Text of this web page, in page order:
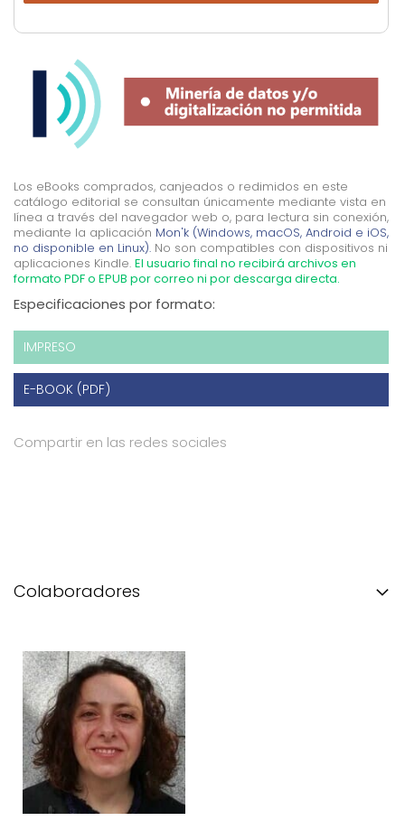
Los eBooks comprados, canjeados o redimidos en este
catálogo editorial se consultan únicamente mediante vista en
línea a través del navegador web o, para lectura sin conexión,
mediante la aplicación Mon'k (Windows, macOS, Android e iOS,
no disponible en Linux). No son compatibles con dispositivos ni
aplicaciones Kindle. El usuario final no recibirá archivos en
formato PDF o EPUB por correo ni por descarga directa.
Especificaciones por formato:
IMPRESO
E-BOOK (PDF)
Compartir en las redes sociales
Colaboradores